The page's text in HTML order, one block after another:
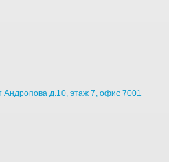
Андропова д.10, этаж 7, офис 7001